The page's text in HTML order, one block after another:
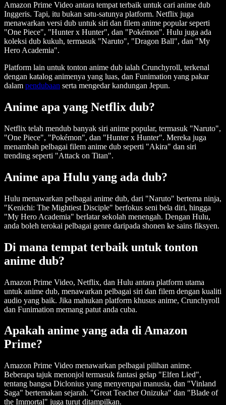
Amazon Prime Video antara tempat terbaik untuk cari anime dub
Inggeris. Tapi, itu bukan satu-satunya platform. Netflix juga
menawarkan versi dub untuk siri dan filem anime popular seperti
"One Piece", "Hunter x Hunter", dan "Pokémon". Hulu juga ada
koleksi dub kukuh, termasuk "Naruto", "Dragon Ball", dan "My
Hero Academia".
Platform lain untuk tonton anime dub ialah Crunchyroll, terkenal
dengan katalog animenya yang luas, dan Funimation yang pakar
dalam pendubaan serta mengedar kandungan Jepun.
Anime apa yang Netflix dub?
Netflix telah mendub banyak siri anime popular, termasuk "Naruto",
"One Piece", "Pokémon", dan "Hunter x Hunter". Mereka juga
menambah pelbagai filem anime dub seperti "Akira" dan siri
trending seperti "Attack on Titan".
Anime apa Hulu yang ada dub?
Hulu menawarkan pelbagai anime dub, dari "Naruto" bertema ninja,
"Kenichi: The Mightiest Disciple" berfokus seni bela diri, hingga
"My Hero Academia" berlatar sekolah menengah. Dengan Hulu,
anda boleh terokai pelbagai genre daripada shonen ke sains fiksyen.
Di mana tempat terbaik untuk tonton
anime dub?
Amazon Prime Video, Netflix, dan Hulu antara platform utama
untuk anime dub, menawarkan pelbagai siri dan filem dengan kualiti
audio yang baik. Jika mahukan platform khusus anime, Crunchyroll
dan Funimation memang patut anda cuba.
Apakah anime yang ada di Amazon
Prime?
Amazon Prime Video menawarkan pelbagai pilihan anime.
Beberapa tajuk menonjol termasuk fantasi gelap "Elfen Lied",
tentang bangsa Diclonius yang menyerupai manusia, dan "Vinland
Saga" bertemakan sejarah. "Great Teacher Onizuka" dan "Blade of
the Immortal" juga turut ditampilkan.